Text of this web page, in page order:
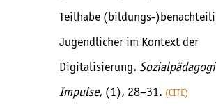
Teilhabe (bildungs-
Jugendlicher im Kontext der
Digitalisierung.
Impulse, (1), 28–31. CITE